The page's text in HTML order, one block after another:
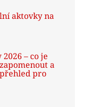
aktovky na
– co je
a
pro